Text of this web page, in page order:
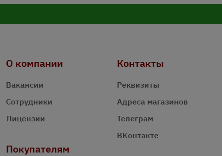
О компании
Вакансии
Сотрудники
Лицензии
Контакты
Реквизиты
Адреса магазинов
Телеграм
ВКонтакте
Покупателям